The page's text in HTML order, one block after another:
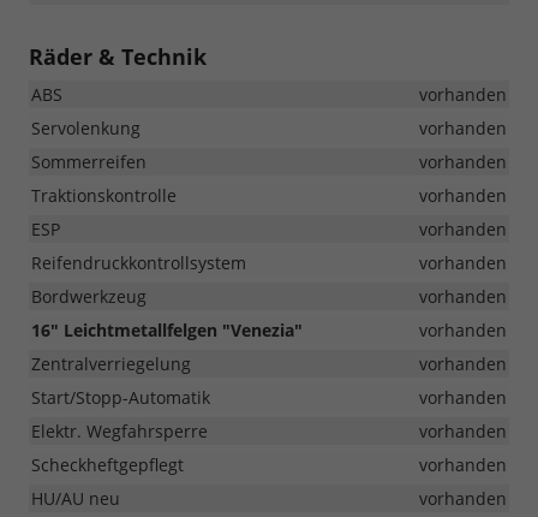
Räder & Technik
ABS
vorhanden
Servolenkung
vorhanden
Sommerreifen
vorhanden
Traktionskontrolle
vorhanden
ESP
vorhanden
Reifendruckkontrollsystem
vorhanden
Bordwerkzeug
vorhanden
16" Leichtmetallfelgen "Venezia"
vorhanden
Zentralverriegelung
vorhanden
Start/Stopp-Automatik
vorhanden
Elektr. Wegfahrsperre
vorhanden
Scheckheftgepflegt
vorhanden
HU/AU neu
vorhanden